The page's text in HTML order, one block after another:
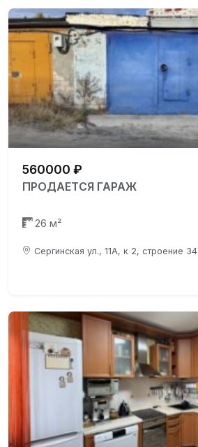
560000 ₽
ПРОДАЕТСЯ ГАРАЖ
26 м²
Сергинская ул., 11А, к 2, строение 34